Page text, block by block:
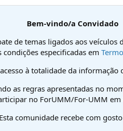
Bem-vindo/a Convidado
de temas ligados aos
especificadas em
à totalidade da informação
as regras apresentadas no
no ForUMM/For-UMM em
comunidade recebe com